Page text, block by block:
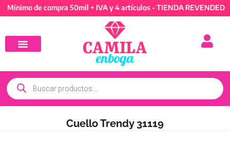
de compra 50mil + IVA y 4 artículos - TIENDA
Cuello Trendy 31119